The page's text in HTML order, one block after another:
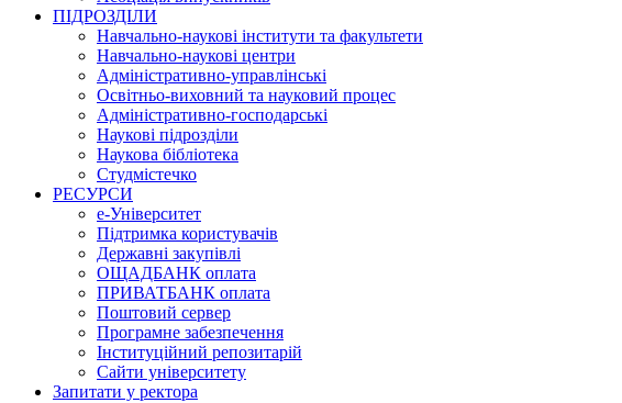
ПІДРОЗДІЛИ
Навчально-наукові інститути та факультети
Навчально-наукові центри
Адміністративно-управлінські
Освітньо-виховний та науковий процес
Адміністративно-господарські
Наукові підрозділи
Наукова бібліотека
Студмістечко
РЕСУРСИ
е-Університет
Підтримка користувачів
Державні закупівлі
ОЩАДБАНК оплата
ПРИВАТБАНК оплата
Поштовий сервер
Програмне забезпечення
Інституційний репозитарій
Сайти університету
Запитати у ректора